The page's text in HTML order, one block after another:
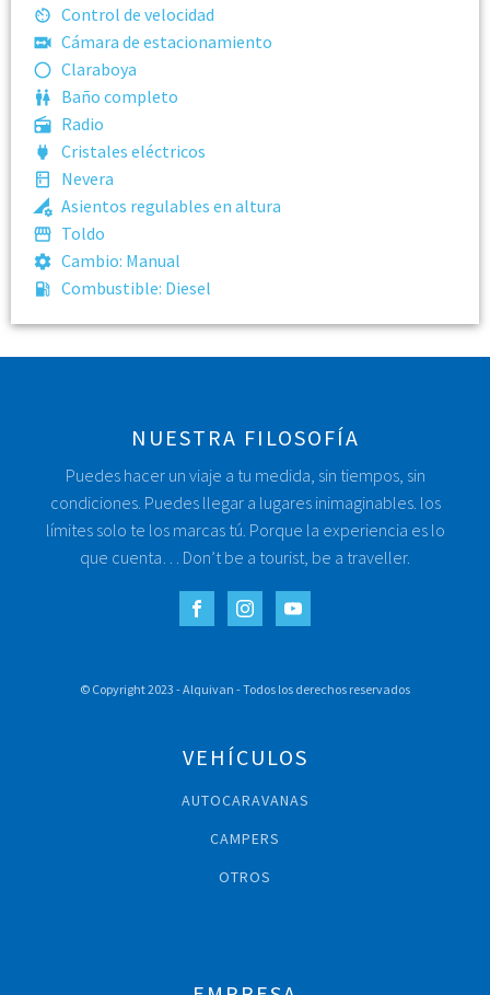
Control de velocidad
Cámara de estacionamiento
Claraboya
Baño completo
Radio
Cristales eléctricos
Nevera
Asientos regulables en altura
Toldo
Cambio: Manual
Combustible: Diesel
NUESTRA FILOSOFÍA
Puedes hacer un viaje a tu medida, sin tiempos, sin
condiciones. Puedes llegar a lugares inimaginables. los
límites solo te los marcas tú. Porque la experiencia es lo
que cuenta… Don’t be a tourist, be a traveller.
© Copyright 2023 - Alquivan - Todos los derechos reservados
VEHÍCULOS
AUTOCARAVANAS
CAMPERS
OTROS